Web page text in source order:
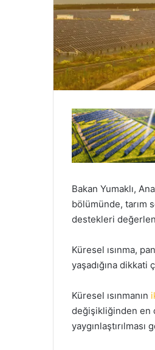
Bakan Yumaklı,
bölümünde, tarım
destekleri
​​​​​​​Küresel ısınma,
yaşadığına dikkati
Küresel ısınmanın
değişikliğinden en